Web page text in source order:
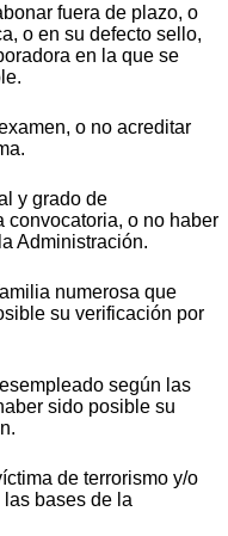
fuera de plazo, o
o en su defecto sello,
en la que se
o no acreditar
y grado de
convocatoria, o no haber
Administración.
numerosa que
su verificación por
según las
sido posible su
de terrorismo y/o
bases de la